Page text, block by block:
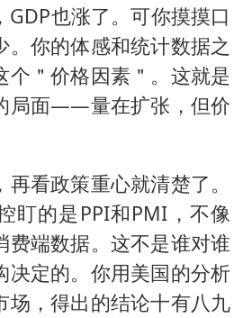
GDP也涨了。可你摸摸口
。你的体感和统计数据之
个＂价格因素＂。这就是
局面——量在扩张，但价
看政策重心就清楚了。
盯的是PPI和PMI，不像
费端数据。这不是谁对谁
决定的。你用美国的分析
场，得出的结论十有八九